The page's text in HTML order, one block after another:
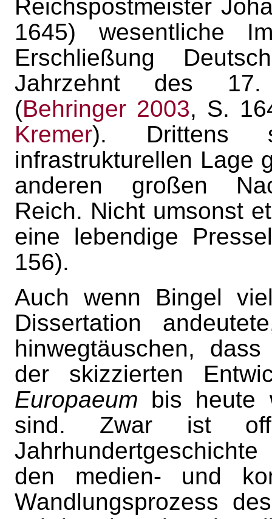
Reichspostmeister
1645) wesentliche
Erschließung
Jahrzehnt des 17.
(Behringer 2003, S.
Kremer). Drittens
infrastrukturellen Lage
anderen großen
Reich. Nicht umsonst
eine lebendige
156).
Auch wenn Bingel
Dissertation
hinwegtäuschen,
der skizzierten
Europaeum bis heute
sind. Zwar ist
den medien- und
Wandlungsprozess